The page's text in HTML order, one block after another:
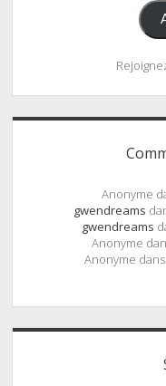
Anonyme
gwendreams
gwendreams
Anonyme
Anonyme dans